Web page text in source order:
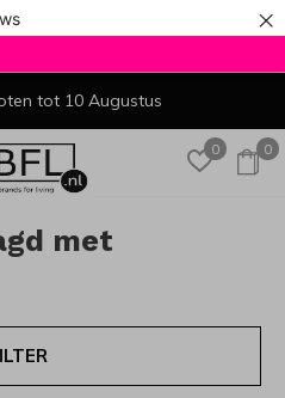
×
0 0
tot 10 Augustus
met